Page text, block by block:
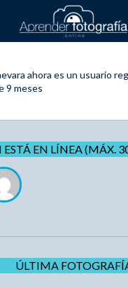
ahora es un usuario
9 meses
EN LÍNEA (MÁX.
ÚLTIMA